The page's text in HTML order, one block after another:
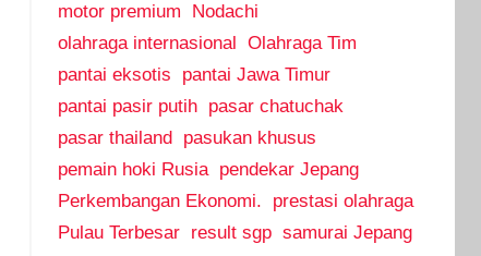
motor premium
Nodachi
olahraga internasional
Olahraga Tim
pantai eksotis
pantai Jawa Timur
pantai pasir putih pasar chatuchak
pasar thailand
pasukan khusus
pemain hoki Rusia pendekar Jepang
Perkembangan Ekonomi.
prestasi olahraga
Pulau Terbesar result sgp samurai Jepang